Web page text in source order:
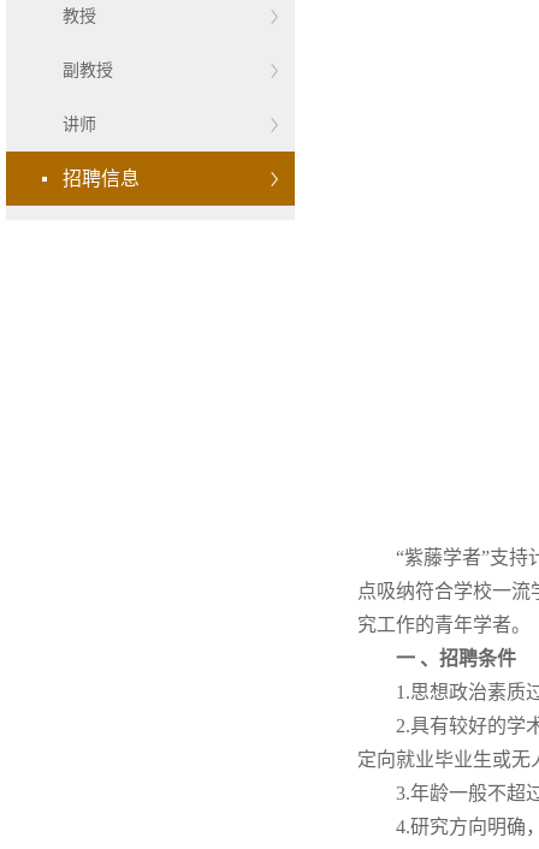
教授
副教授
讲师
招聘信息
“紫藤学者”支持
点吸纳符合学校一
究工作的青年学者。
一 、招聘条件
1.思想政治素质
2.具有较好的学
定向就业毕业生或无
3.年龄一般不超
4.研究方向明确